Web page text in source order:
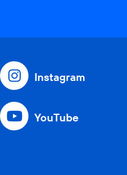
Instagram
YouTube